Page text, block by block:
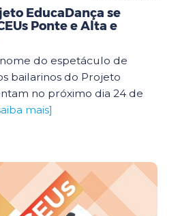
EducaDança se
Ponte e Alta e
do espetáculo de
bailarinos do Projeto
no próximo dia 24 de
mais]